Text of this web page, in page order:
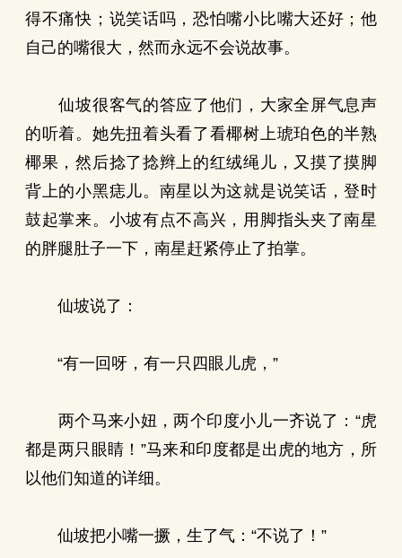
得不痛快；说笑话吗，恐怕嘴小比嘴大还好；他
自己的嘴很大，然而永远不会说故事。
仙坡很客气的答应了他们，大家全屏气息声
的听着。她先扭着头看了看椰树上琥珀色的半熟
椰果，然后捻了捻辫上的红绒绳儿，又摸了摸脚
背上的小黑痣儿。南星以为这就是说笑话，登时
鼓起掌来。小坡有点不高兴，用脚指头夹了南星
的胖腿肚子一下，南星赶紧停止了拍掌。
仙坡说了：
“有一回呀，有一只四眼儿虎，”
两个马来小妞，两个印度小儿一齐说了：“虎
都是两只眼睛！”马来和印度都是出虎的地方，所
以他们知道的详细。
仙坡把小嘴一撅，生了气：“不说了！”